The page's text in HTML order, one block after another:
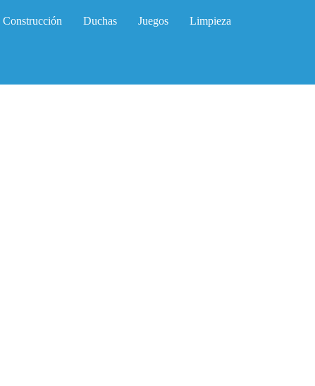
Construcción Duchas Juegos Limpieza